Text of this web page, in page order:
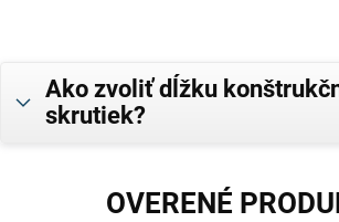
Ako zvoliť dĺžku
skrutiek?
OVERENÉ